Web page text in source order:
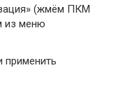
(жмём ПКМ
из меню
применить